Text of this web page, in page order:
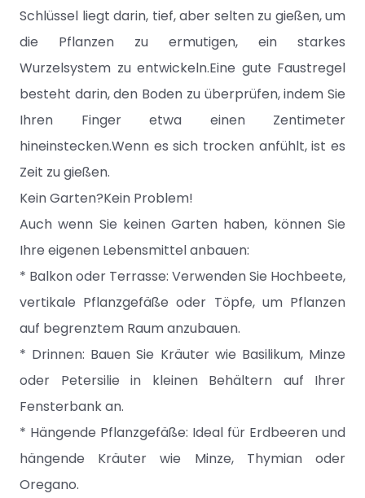
Schlüssel liegt darin, tief, aber selten zu gießen, um
die Pflanzen zu ermutigen, ein starkes
Wurzelsystem zu entwickeln.Eine gute Faustregel
besteht darin, den Boden zu überprüfen, indem Sie
Ihren Finger etwa einen Zentimeter
hineinstecken.Wenn es sich trocken anfühlt, ist es
Zeit zu gießen.
Kein Garten?Kein Problem!
Auch wenn Sie keinen Garten haben, können Sie
Ihre eigenen Lebensmittel anbauen:
* Balkon oder Terrasse: Verwenden Sie Hochbeete,
vertikale Pflanzgefäße oder Töpfe, um Pflanzen
auf begrenztem Raum anzubauen.
* Drinnen: Bauen Sie Kräuter wie Basilikum, Minze
oder Petersilie in kleinen Behältern auf Ihrer
Fensterbank an.
* Hängende Pflanzgefäße: Ideal für Erdbeeren und
hängende Kräuter wie Minze, Thymian oder
Oregano.